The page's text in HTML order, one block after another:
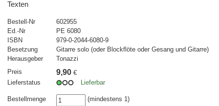
Texten
Bestell-Nr
602955
Ed.-Nr
PE 6080
ISBN
979-0-2044-6080-9
Besetzung
Gitarre solo (oder Blockflöte oder Gesang und Gitarre)
Herausgeber
Tonazzi
Preis
9,90 €
Lieferstatus
Lieferbar
Bestellmenge (mindestens 1)